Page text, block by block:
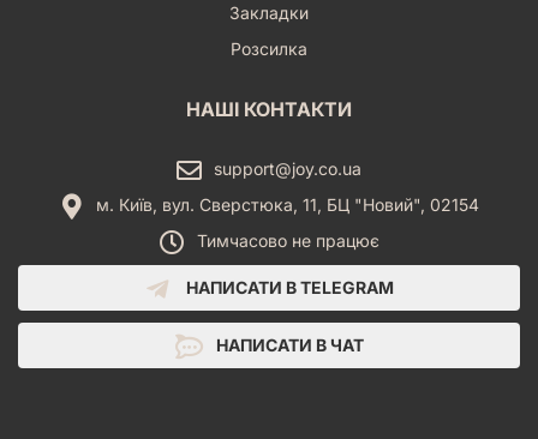
Закладки
Розсилка
НАШІ КОНТАКТИ
support@joy.co.ua
м. Київ, вул. Сверстюка, 11, БЦ "Новий", 02154
Тимчасово не працює
НАПИСАТИ В TELEGRAM
НАПИСАТИ В ЧАТ